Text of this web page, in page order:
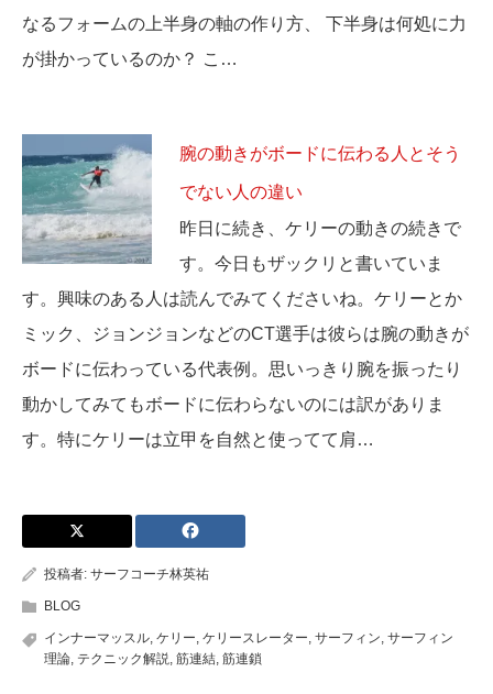
なるフォームの上半身の軸の作り方、 下半身は何処に力
が掛かっているのか？ こ…
腕の動きがボードに伝わる人とそう
でない人の違い
昨日に続き、ケリーの動きの続きで
す。今日もザックリと書いていま
す。興味のある人は読んでみてくださいね。ケリーとか
ミック、ジョンジョンなどのCT選手は彼らは腕の動きが
ボードに伝わっている代表例。思いっきり腕を振ったり
動かしてみてもボードに伝わらないのには訳がありま
す。特にケリーは立甲を自然と使ってて肩…
投稿者: サーフコーチ林英祐
BLOG
インナーマッスル, ケリー, ケリースレーター, サーフィン, サーフィン
理論, テクニック解説, 筋連結, 筋連鎖